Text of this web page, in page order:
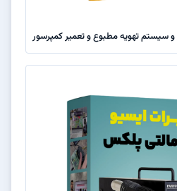
سیستم تهویه مطبوع و تعمیر کمپرسور